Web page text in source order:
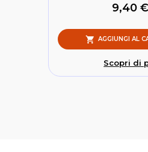
9,40 €
AGGIUNGI AL
Scopri di